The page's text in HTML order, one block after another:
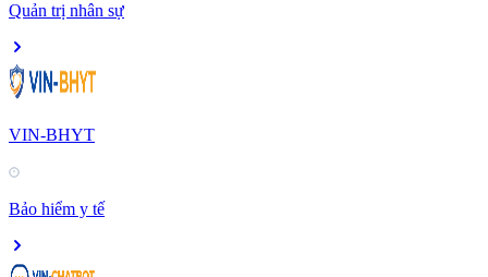
Quản trị nhân sự
VIN-BHYT
Bảo hiểm y tế